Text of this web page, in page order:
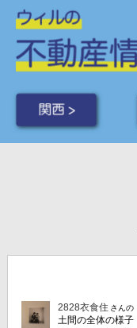
関西 >
2828衣食住 さんの
土間の全体の様子